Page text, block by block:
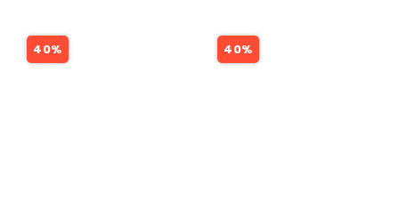
40% 40%